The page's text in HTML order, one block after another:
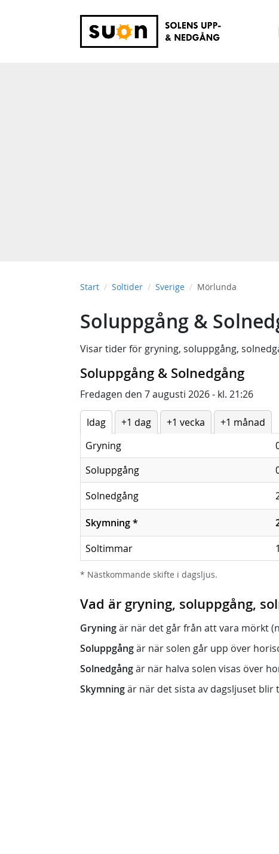
Start Soltider Sverige Mörlunda
Soluppgång &
Visar tider för gryning, soluppgång,
Soluppgång & Solnedgång
Fredagen den 7 augusti 2026 - kl. 21:26
Idag +1 dag +1 vecka
+1 månad
Gryning
Soluppgång
Solnedgång
Skymning*
Soltimmar
* Nästkommande skifte i dagsljus.
Vad är gryning, soluppgång,
Gryningär när det går från att vara mörkt
Soluppgångär när solen går upp över
Solnedgångär när halva solen visas över
Skymningär när det sista av dagsljuset blir